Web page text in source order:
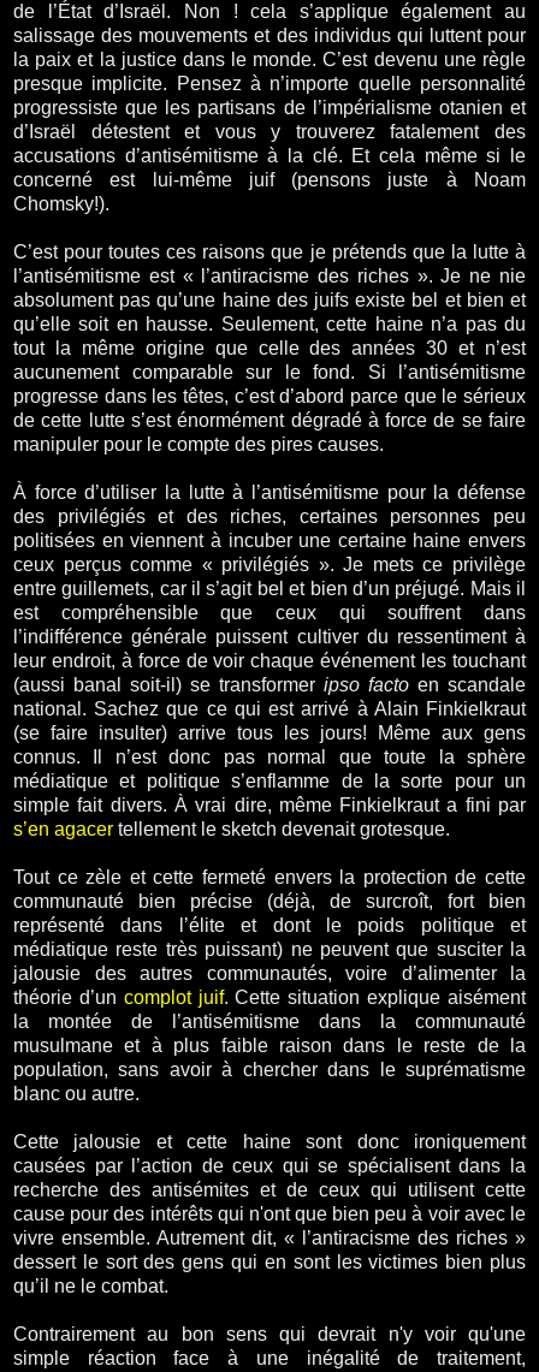
de l’État d’Israël. Non ! cela s’applique également au
salissage des mouvements et des individus qui luttent pour
la paix et la justice dans le monde. C’est devenu une règle
presque implicite. Pensez à n’importe quelle personnalité
progressiste que les partisans de l’impérialisme otanien et
d’Israël détestent et vous y trouverez fatalement des
accusations d’antisémitisme à la clé. Et cela même si le
concerné est lui-même juif (pensons juste à Noam
Chomsky!).
C’est pour toutes ces raisons que je prétends que la lutte à
l’antisémitisme est « l’antiracisme des riches ». Je ne nie
absolument pas qu’une haine des juifs existe bel et bien et
qu’elle soit en hausse. Seulement, cette haine n’a pas du
tout la même origine que celle des années 30 et n’est
aucunement comparable sur le fond. Si l’antisémitisme
progresse dans les têtes, c’est d’abord parce que le sérieux
de cette lutte s’est énormément dégradé à force de se faire
manipuler pour le compte des pires causes.
À force d’utiliser la lutte à l’antisémitisme pour la défense
des privilégiés et des riches, certaines personnes peu
politisées en viennent à incuber une certaine haine envers
ceux perçus comme « privilégiés ». Je mets ce privilège
entre guillemets, car il s’agit bel et bien d’un préjugé. Mais il
est compréhensible que ceux qui souffrent dans
l’indifférence générale puissent cultiver du ressentiment à
leur endroit, à force de voir chaque événement les touchant
(aussi banal soit-il) se transformer ipso facto en scandale
national. Sachez que ce qui est arrivé à Alain Finkielkraut
(se faire insulter) arrive tous les jours! Même aux gens
connus. Il n’est donc pas normal que toute la sphère
médiatique et politique s’enflamme de la sorte pour un
simple fait divers. À vrai dire, même Finkielkraut a fini par
s’en agacer tellement le sketch devenait grotesque.
Tout ce zèle et cette fermeté envers la protection de cette
communauté bien précise (déjà, de surcroît, fort bien
représenté dans l’élite et dont le poids politique et
médiatique reste très puissant) ne peuvent que susciter la
jalousie des autres communautés, voire d’alimenter la
théorie d’un complot juif. Cette situation explique aisément
la montée de l’antisémitisme dans la communauté
musulmane et à plus faible raison dans le reste de la
population, sans avoir à chercher dans le suprématisme
blanc ou autre.
Cette jalousie et cette haine sont donc ironiquement
causées par l’action de ceux qui se spécialisent dans la
recherche des antisémites et de ceux qui utilisent cette
cause pour des intérêts qui n'ont que bien peu à voir avec le
vivre ensemble. Autrement dit, « l’antiracisme des riches »
dessert le sort des gens qui en sont les victimes bien plus
qu’il ne le combat.
Contrairement au bon sens qui devrait n'y voir qu'une
simple réaction face à une inégalité de traitement,